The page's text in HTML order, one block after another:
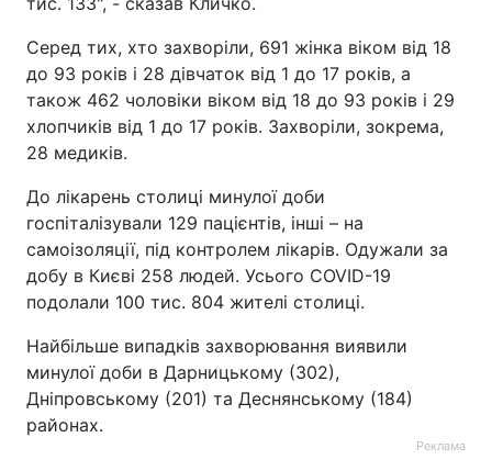
Серед тих, хто захворіли, 691 жінка віком від 18
до 93 років і 28 дівчаток від 1 до 17 років, а
також 462 чоловіки віком від 18 до 93 років і 29
хлопчиків від 1 до 17 років. Захворіли, зокрема,
28 медиків.
До лікарень столиці минулої доби
госпіталізували 129 пацієнтів, інші – на
самоізоляції, під контролем лікарів. Одужали за
добу в Києві 258 людей. Усього COVID-19
подолали 100 тис. 804 жителі столиці.
Найбільше випадків захворювання виявили
минулої доби в Дарницькому (302),
Дніпровському (201) та Деснянському (184)
районах.
Реклама